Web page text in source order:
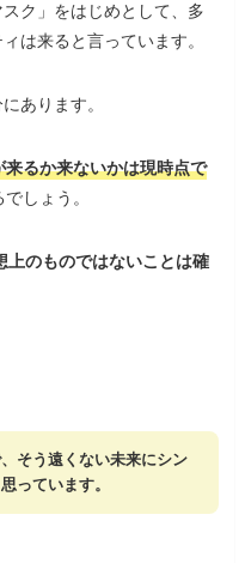
ク」をはじめとして、多
は来ると言っています。
あります。
来るか来ないかは現時点で
しょう。
上のものではないことは確
そう遠くない未来にシン
っています。